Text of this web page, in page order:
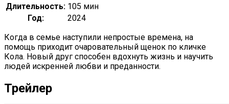
Длительность: 105 мин
Год:
2024
Когда в семье наступили непростые времена, на
помощь приходит очаровательный щенок по кличке
Кола. Новый друг способен вдохнуть жизнь и научить
людей искренней любви и преданности.
Трейлер